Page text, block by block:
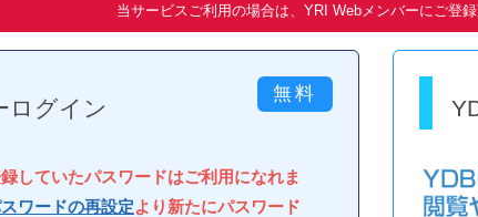
当サービスご利用の場合は、YRI Webメンバーにご登録
ログイン
していたパスワードはご利用になれま
ワードの再設定より新たにパスワード